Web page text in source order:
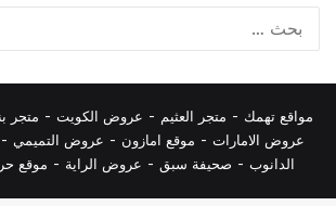
مواقع تهمك - متجر العثيم - عروض الكويت - متجر
عروض الامارات - موقع امازون - عروض التميمي -
الدانوب - صحيفة سبق - عروض الراية - موقع